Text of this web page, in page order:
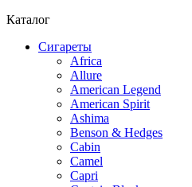
Каталог
Сигареты
Africa
Allure
American Legend
American Spirit
Ashima
Benson & Hedges
Cabin
Camel
Capri